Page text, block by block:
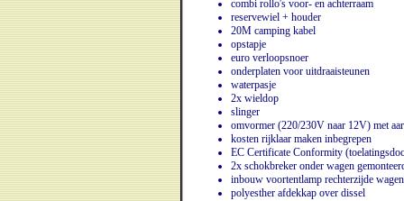
combi rollo's voor- en achterraam
reservewiel + houder
20M camping kabel
opstapje
euro verloopsnoer
onderplaten voor uitdraaisteunen
waterpasje
2x wieldop
slinger
omvormer (220/230V naar 12V) met
kosten rijklaar maken inbegrepen
EC Certificate Conformity
2x schokbreker onder wagen
inbouw voortentlamp rechterzijde wagen
polyesther afdekkap over dissel